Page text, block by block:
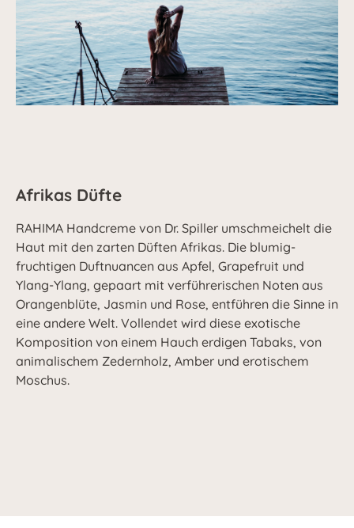
Afrikas Düfte
RAHIMA Handcreme von Dr. Spiller umschmeichelt die
Haut mit den zarten Düften Afrikas. Die blumig-
fruchtigen Duftnuancen aus Apfel, Grapefruit und
Ylang-Ylang, gepaart mit verführerischen Noten aus
Orangenblüte, Jasmin und Rose, entführen die Sinne in
eine andere Welt. Vollendet wird diese exotische
Komposition von einem Hauch erdigen Tabaks, von
animalischem Zedernholz, Amber und erotischem
Moschus.